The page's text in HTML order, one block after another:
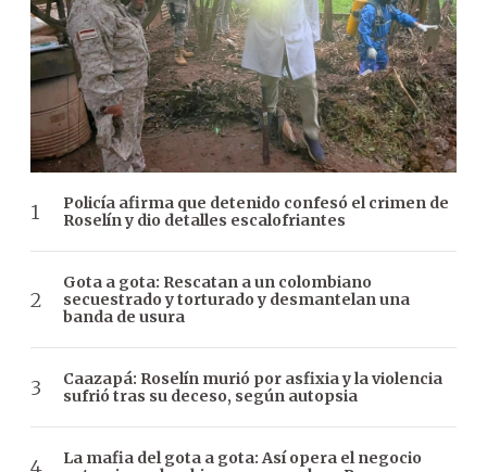
Policía afirma que detenido confesó el crimen de
Roselín y dio detalles escalofriantes
Gota a gota: Rescatan a un colombiano
secuestrado y torturado y desmantelan una
banda de usura
Caazapá: Roselín murió por asfixia y la violencia
sufrió tras su deceso, según autopsia
La mafia del gota a gota: Así opera el negocio